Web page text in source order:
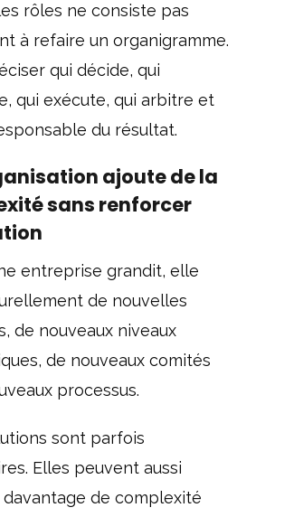
rôles ne consiste pas
à refaire un organigramme.
qui décide, qui
qui exécute, qui arbitre et
du résultat.
ajoute de la
sans renforcer
entreprise grandit, elle
de nouvelles
de nouveaux niveaux
de nouveaux comités
processus.
sont parfois
Elles peuvent aussi
de complexité